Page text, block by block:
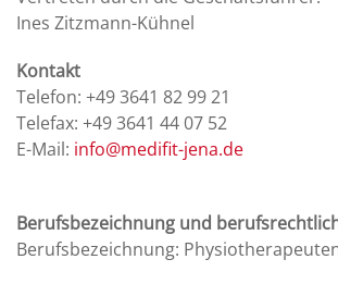
Ines Zitzmann-Kühnel
Kontakt
Telefon: +49 3641 82 99 21
Telefax: +49 3641 44 07 52
E-Mail: info@medifit-jena.de
Berufsbezeichnung und
Berufsbezeichnung: